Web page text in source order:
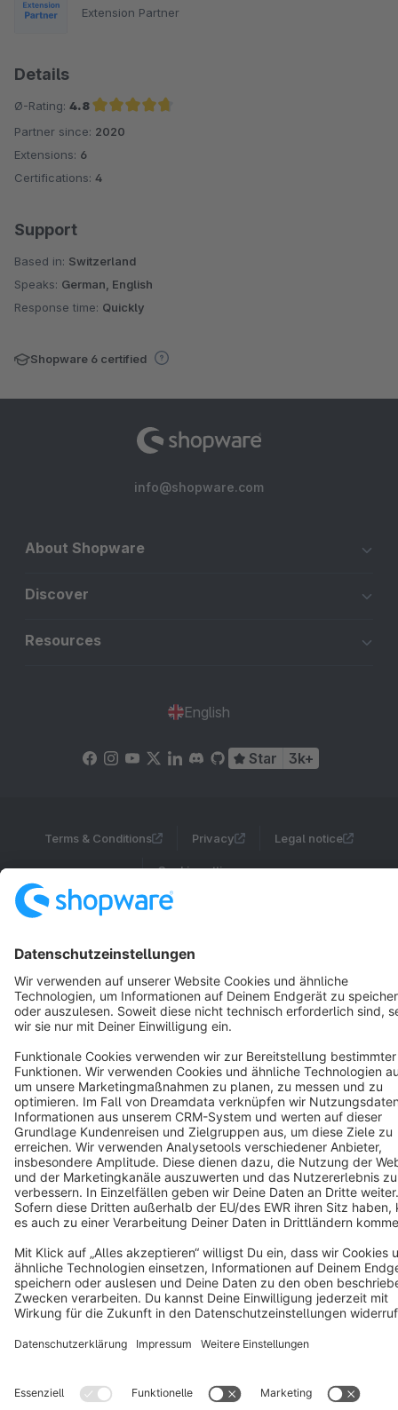
Extension Partner
Details
Ø-Rating: 4.8
Average rating of 4.8 out of 5 stars
Partner since: 2020
Extensions: 6
Certifications: 4
Support
Based in: Switzerland
Speaks: German, English
Response time: Quickly
Shopware 6 certified
info@shopware.com
About Shopware
Discover
Resources
English
Star 3k+
Terms & Conditions Privacy Legal notice
Cookie settings
Copyright © shopware AG - All rights reserved